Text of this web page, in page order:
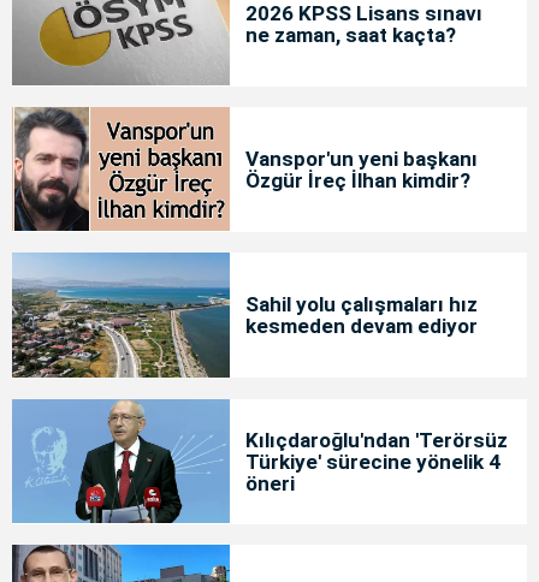
2026 KPSS Lisans sınavı
ne zaman, saat kaçta?
Vanspor'un yeni başkanı
Özgür İreç İlhan kimdir?
Sahil yolu çalışmaları hız
kesmeden devam ediyor
Kılıçdaroğlu'ndan 'Terörsüz
Türkiye' sürecine yönelik 4
öneri